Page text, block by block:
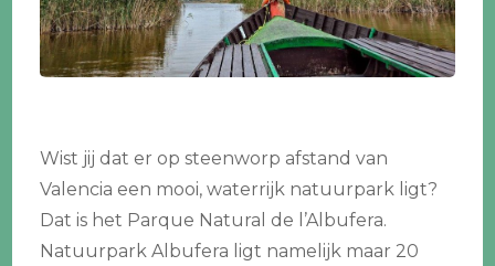
Wist jij dat er op steenworp afstand van
Valencia een mooi, waterrijk natuurpark ligt?
Dat is het Parque Natural de l’Albufera.
Natuurpark Albufera ligt namelijk maar 20